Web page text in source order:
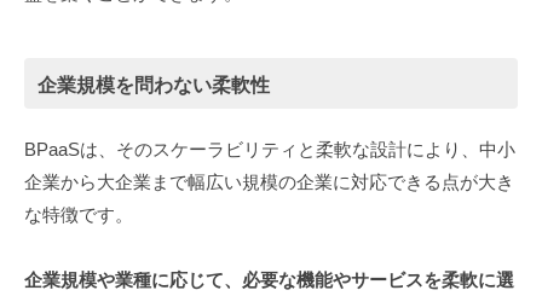
企業規模を問わない柔軟性
BPaaSは、そのスケーラビリティと柔軟な設計により、中小
企業から大企業まで幅広い規模の企業に対応できる点が大き
な特徴です。
企業規模や業種に応じて、必要な機能やサービスを柔軟に選